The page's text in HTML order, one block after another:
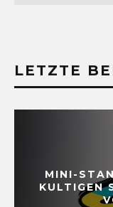
LETZTE
MINI-
KULTIGEN